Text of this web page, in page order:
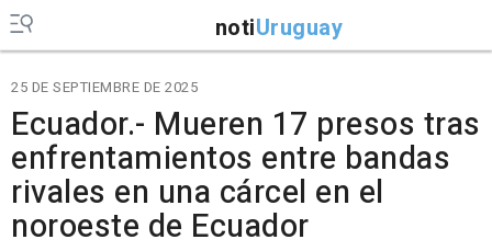
notiUruguay
25 DE SEPTIEMBRE DE 2025
Ecuador.- Mueren 17 presos tras
enfrentamientos entre bandas
rivales en una cárcel en el
noroeste de Ecuador